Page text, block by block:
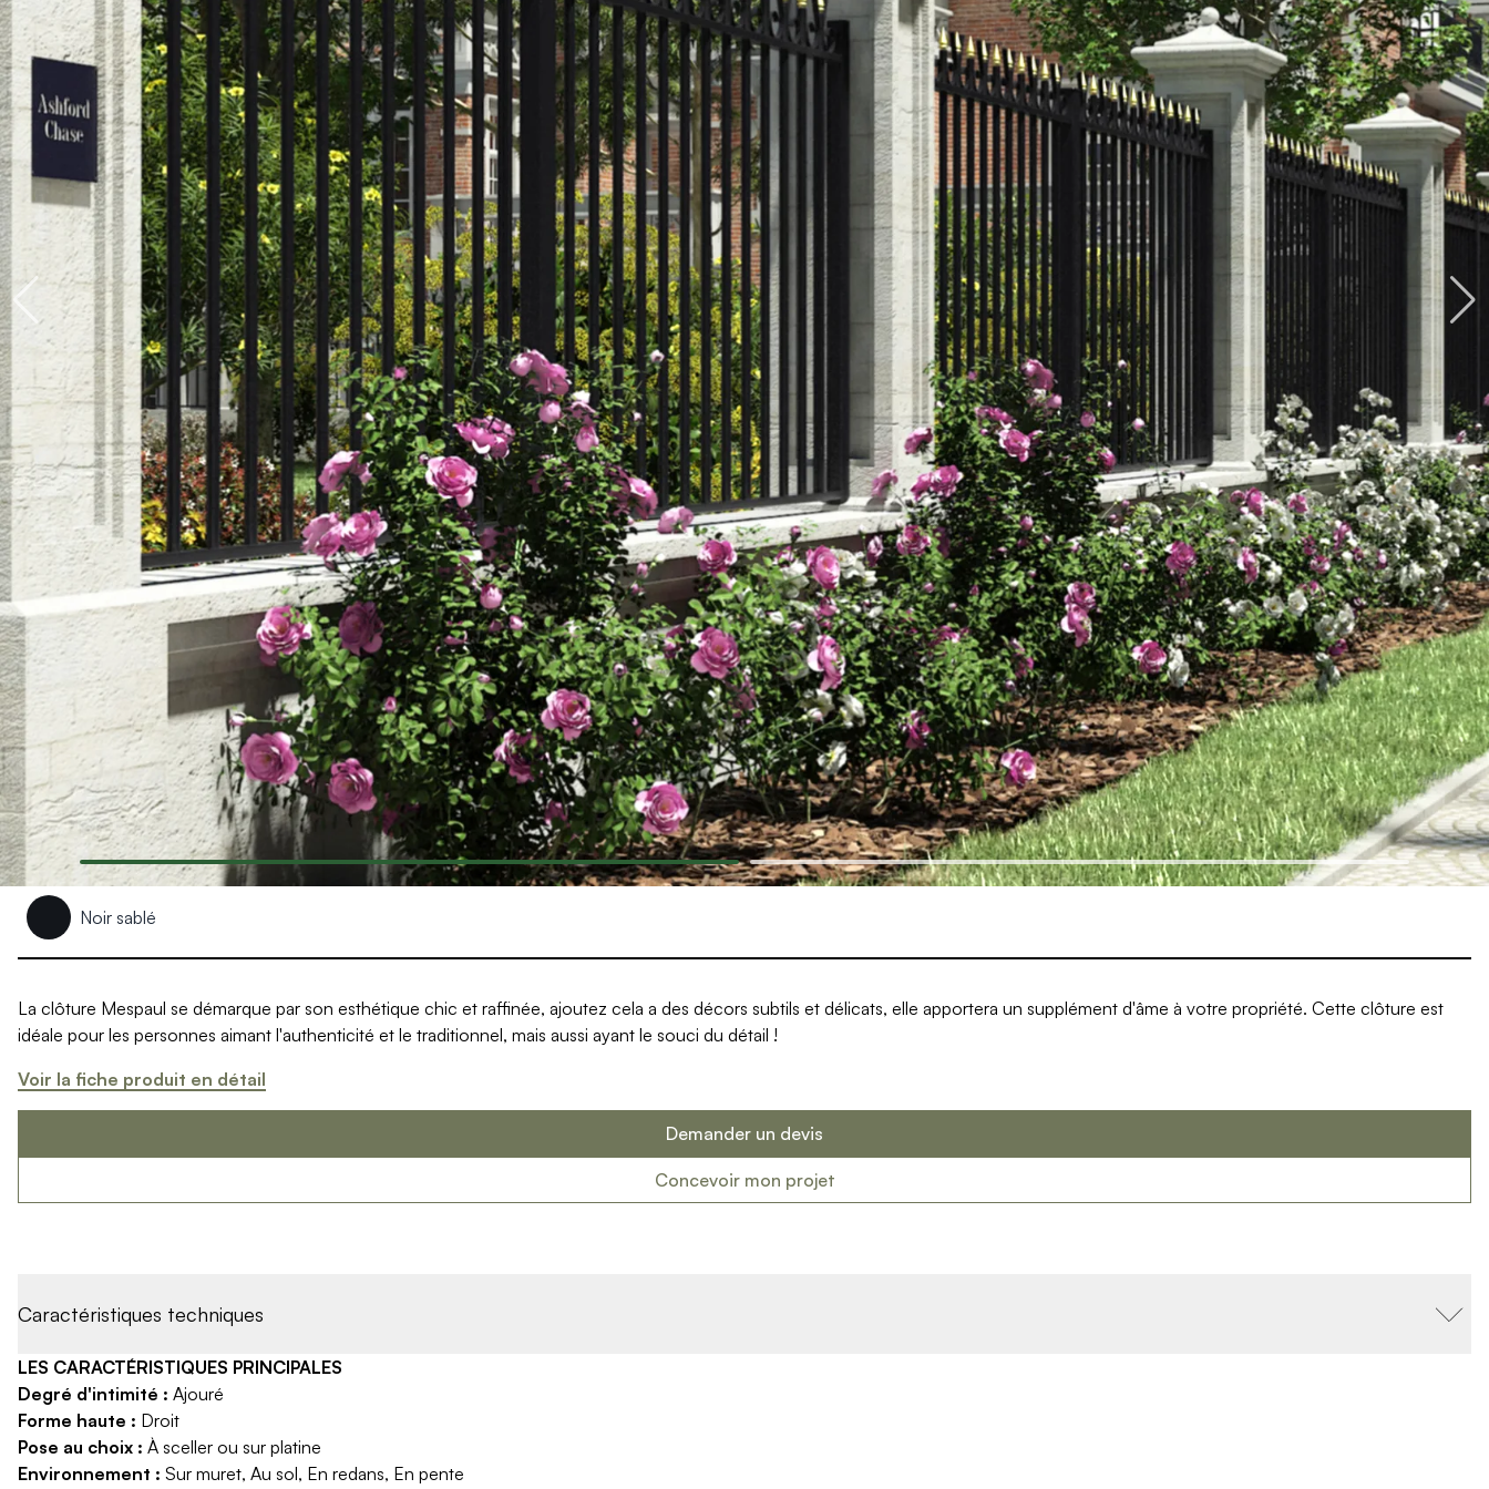
Produits > Clôtures > Clôtures traditionnelles
Produits > Clôtures > Clôtures architectes
Produits > Clôtures > Clôtures décoratives
Produits > Clôtures > Claustras
Produits > Garde-corps et rambardes > Tous nos garde-corps
Produits > Garde-corps et rambardes > Garde-corps à barreaux
Produits > Garde-corps et rambardes > Garde-corps vitrés
Produits > Garde-corps et rambardes > Garde-corps avec décors
Produits > Garde-corps et rambardes > Clôtures séparatives et pare-vent
Produits > Garde-corps et rambardes > Aides à la montée
Produits > Garde-corps et rambardes > Séparatifs de balcon
Produits > Pergolas > Pergolas
Produits > Pergolas > Guide de choix
Produits > Carports > Carports voiture
Produits > Carports > Guide de choix
Produits > Porche d'entrée > Porche d'entrée
Produits > Cuisine extérieure > Cuisine extérieure
Produits > Habillages extérieur aluminium > Tous nos habillages extérieurs
Produits > Habillages extérieur aluminium > Habillage de jardinière
Produits > Habillages extérieur aluminium > Habillage de climatiseur et PAC
Produits > Habillages extérieur aluminium > Habillage de spot
Produits > Habillages extérieur aluminium > Habillage de façade
Produits > Habillages extérieur aluminium > Habillage de poubelle
Produits > Habillages extérieur aluminium > Treillis végétalisable
Produits > Produits par collection > Comparer les collections
Produits > Produits par collection > Collection Archy
Produits > Produits par collection > Collection Cosy
Produits > Produits par collection > Collection Trady
Produits > Produits par collection > Collection Fresk
Produits > Produits par collection > Collection Bois
Produits > Produits par collection > Collection Ceklo
Produits > Coloris et décors > Coloris aluminium
Produits > Coloris et décors > Coloris aluminium ton bois
Produits > Coloris et décors > Essences de bois
Produits > Coloris et décors > Coloris sur-mesure
Produits > Coloris et décors > Décors Fresk
Produits > Options > Domotique
Produits > Options > Boite à colis
Produits > Options > Plaque et numéro d'entrée
Qui sommes-nous ? > La marque
Entretien et garantie > Entretenir mon Kostum
Entretien et garantie > Réparer mon Kostum
Entretien et garantie > Boutique en ligne
Blog
Mon projet > Configurateur
Mon projet > Activer ma garantie
Mon projet > Demande de reportage photo
Noir sablé
La clôture Mespaul se démarque par son esthétique chic et raffinée, ajoutez cela a des décors subtils et délicats, elle apportera un supplément d'âme à votre propriété. Cette clôture est
idéale pour les personnes aimant l'authenticité et le traditionnel, mais aussi ayant le souci du détail !
Voir la fiche produit en détail
Demander un devis
Concevoir mon projet
Caractéristiques techniques
LES CARACTÉRISTIQUES PRINCIPALES
Degré d'intimité : Ajouré
Forme haute : Droit
Pose au choix : À sceller ou sur platine
Environnement : Sur muret, Au sol, En redans, En pente